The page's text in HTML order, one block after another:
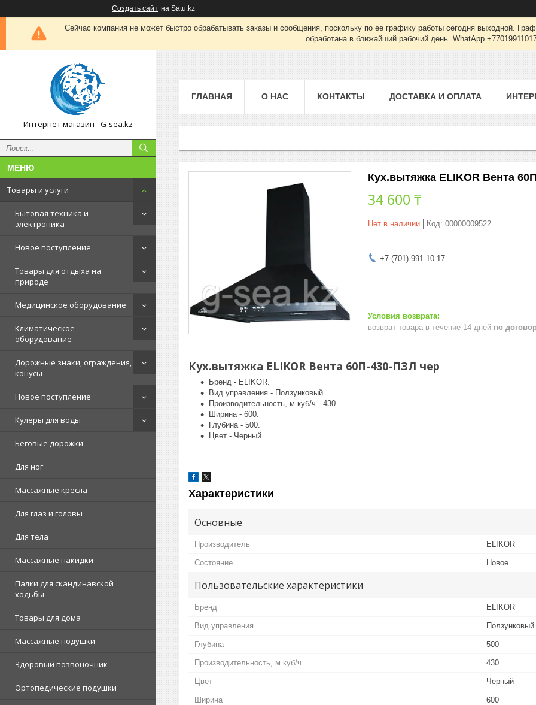
Создать сайт на Satu.kz
Сейчас компания не может быстро обрабатывать заказы и сообщения, поскольку по ее графику работы сегодня выходной.
обработана в ближайший рабочий день. WhatApp
Интернет магазин - G-sea.kz
Товары и услуги
Бытовая техника и
электроника
Новое поступление
Товары для отдыха на
природе
Медицинское оборудование
Климатическое
оборудование
Дорожные знаки, ограждения,
конусы
Новое поступление
Кулеры для воды
Беговые дорожки
Для ног
Массажные кресла
Для глаз и головы
Для тела
Массажные накидки
Палки для скандинавской
ходьбы
Товары для дома
Массажные подушки
Здоровый позвоночник
Ортопедические подушки
ГЛАВНАЯ О НАС КОНТАКТЫ ДОСТАВКА И ОПЛАТА
Кух.вытяжка ELIKOR Вента
34 600 ₸
Нет в наличии Код: 00000009522
+7 (701) 991-10-17
возврат товара в течение 14 дней по
Кух.вытяжка ELIKOR Вента 60П-430-ПЗЛ чер
Бренд - ELIKOR.
Вид управления - Ползунковый.
Производительность, м.куб/ч - 430.
Ширина - 600.
Глубина - 500.
Цвет - Черный.
Характеристики
Основные
Производитель ELIKOR
Состояние Новое
Пользовательские характеристики
Бренд ELIKOR
Вид управления Ползунковый
Глубина 500
Производительность, м.куб/ч 430
Цвет Черный
Ширина 600